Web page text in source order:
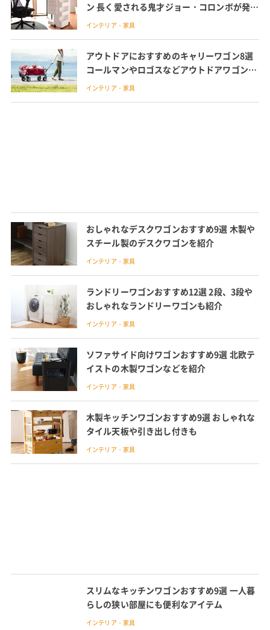
ン 長く愛される鬼才ジョー・コロンボが発表
した収納ワゴン
インテリア・家具
アウトドアにおすすめのキャリーワゴン8選
コールマンやロゴスなどアウトドアワゴン用
のテーブルも紹介
インテリア・家具
おしゃれなデスクワゴンおすすめ9選 木製や
スチール製のデスクワゴンを紹介
インテリア・家具
ランドリーワゴンおすすめ12選 2段、3段や
おしゃれなランドリーワゴンも紹介
インテリア・家具
ソファサイド向けワゴンおすすめ9選 北欧テ
イストの木製ワゴンなどを紹介
インテリア・家具
木製キッチンワゴンおすすめ9選 おしゃれな
タイル天板や引き出し付きも
インテリア・家具
スリムなキッチンワゴンおすすめ9選 一人暮
らしの狭い部屋にも便利なアイテム
インテリア・家具